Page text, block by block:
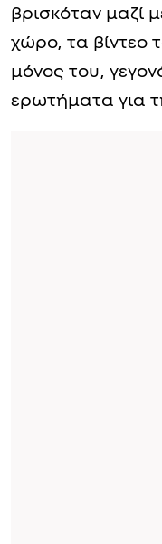
βρισκόταν μαζί
χώρο, τα βίντεο
μόνος του,
ερωτήματα για